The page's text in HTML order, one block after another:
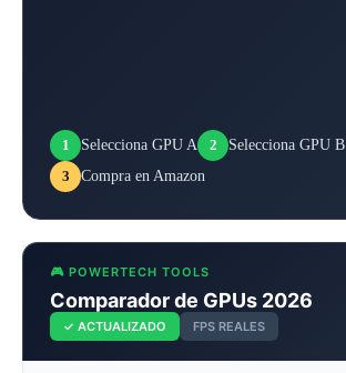
1 Selecciona GPU A 2
Selecciona GPU B
3
Compra en Amazon
🎮 POWERTECH TOOLS
Comparador de GPUs 2026
✓ ACTUALIZADO FPS REALES